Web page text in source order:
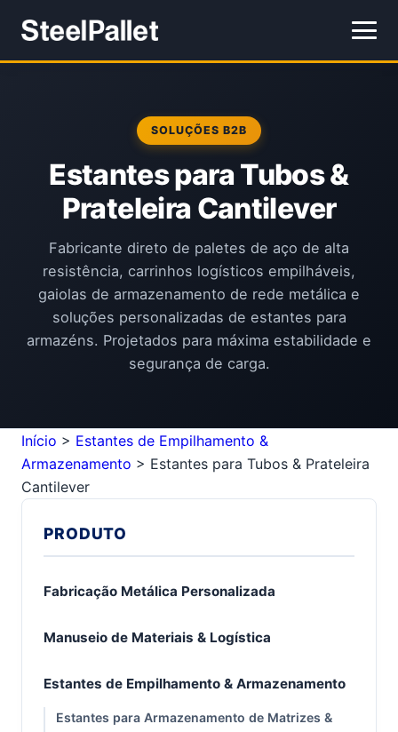
SOLUÇÕES B2B
Estantes para Tubos &
Prateleira Cantilever
Fabricante direto de paletes de aço de alta
resistência, carrinhos logísticos empilháveis,
gaiolas de armazenamento de rede metálica e
soluções personalizadas de estantes para
armazéns. Projetados para máxima estabilidade e
segurança de carga.
Início > Estantes de Empilhamento &
Armazenamento > Estantes para Tubos & Prateleira
Cantilever
PRODUTO
Fabricação Metálica Personalizada
Manuseio de Materiais & Logística
Estantes de Empilhamento & Armazenamento
Estantes para Armazenamento de Matrizes &